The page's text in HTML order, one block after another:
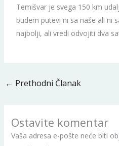
Temišvar je svega 150 km
budem putevi ni sa naše ali ni
najbolji, ali vredi odvojiti dva
← Prethodni Članak
Ostavite komentar
Vaša adresa e-pošte neće biti